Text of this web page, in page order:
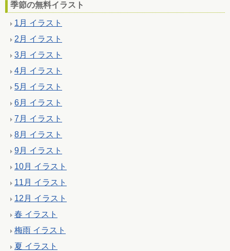
季節の無料イラスト
1月 イラスト
2月 イラスト
3月 イラスト
4月 イラスト
5月 イラスト
6月 イラスト
7月 イラスト
8月 イラスト
9月 イラスト
10月 イラスト
11月 イラスト
12月 イラスト
春 イラスト
梅雨 イラスト
夏 イラスト